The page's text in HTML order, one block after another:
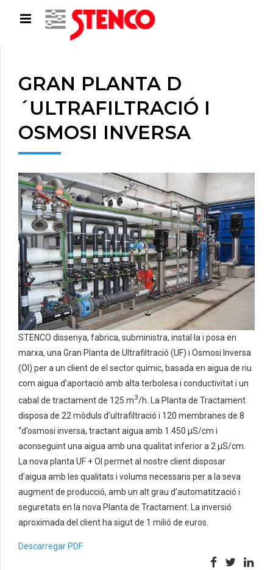
GRAN PLANTA D
´ULTRAFILTRACIÓ I
OSMOSI INVERSA
STENCO dissenya, fabrica, subministra, instal·la i posa en
marxa, una Gran Planta de Ultrafiltració (UF) i Osmosi Inversa
(OI) per a un client de el sector químic, basada en aigua de riu
com aigua d’aportació amb alta terbolesa i conductivitat i un
cabal de tractament de 125 m3/h. La Planta de Tractament
disposa de 22 mòduls d’ultrafiltració i 120 membranes de 8
“d’osmosi inversa, tractant aigua amb 1.450 μS/cm i
aconseguint una aigua amb una qualitat inferior a 2 μS/cm.
La nova planta UF + OI permet al nostre client disposar
d’aigua amb les qualitats i volums necessaris per a la seva
augment de producció, amb un alt grau d’automatització i
seguretats en la nova Planta de Tractament. La inversió
aproximada del client ha sigut de 1 milió de euros.
Descarregar PDF